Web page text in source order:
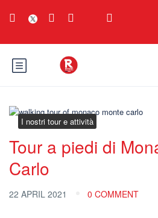
I nostri tour e attività
Tour a piedi di
Carlo
22 APRIL 2021 0 COMMENT